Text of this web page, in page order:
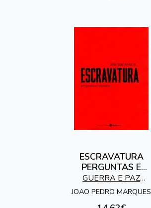
ESCRAVATURA
PERGUNTAS E
RESPOSTAS
GUERRA E PAZ
EDITORES
JOAO PEDRO MARQUES